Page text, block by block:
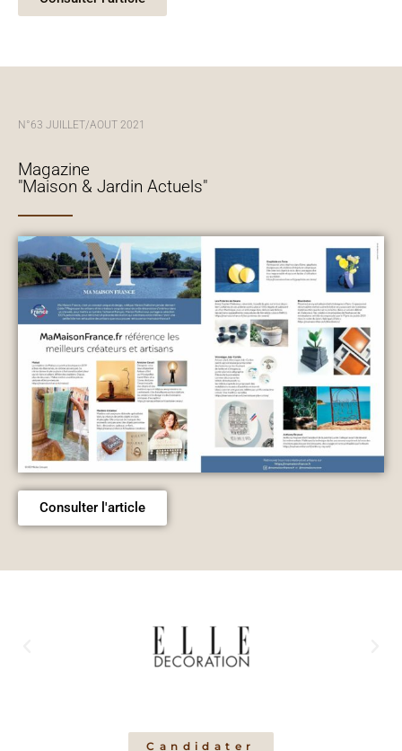
N°63 JUILLET/AOUT 2021
Magazine
"Maison & Jardin Actuels"
Consulter l'article
Candidater